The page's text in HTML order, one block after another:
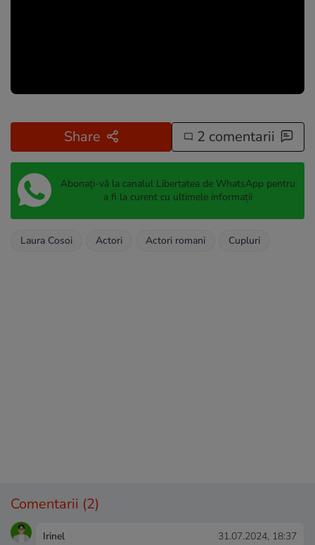
Share 2 comentarii
Abonați-vă la canalul Libertatea de WhatsApp pentru
a fi la curent cu ultimele informații
Laura Cosoi Actori Actori romani Cupluri
Comentarii (2)
Irinel 31.07.2024, 18:37